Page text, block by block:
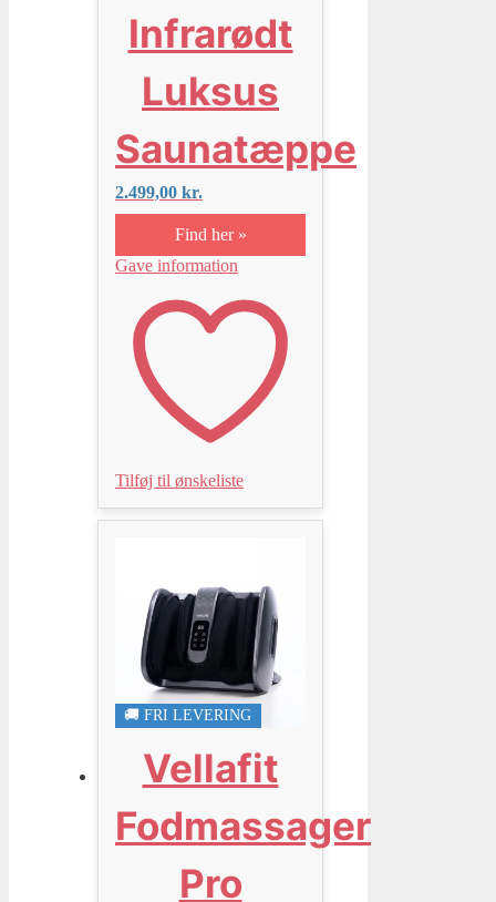
Infrarødt
Luksus
Saunatæppe
2.499,00 kr.
Find her »
Gave information
Tilføj til ønskeliste
🚚 FRI LEVERING
Vellafit
Fodmassager
Pro